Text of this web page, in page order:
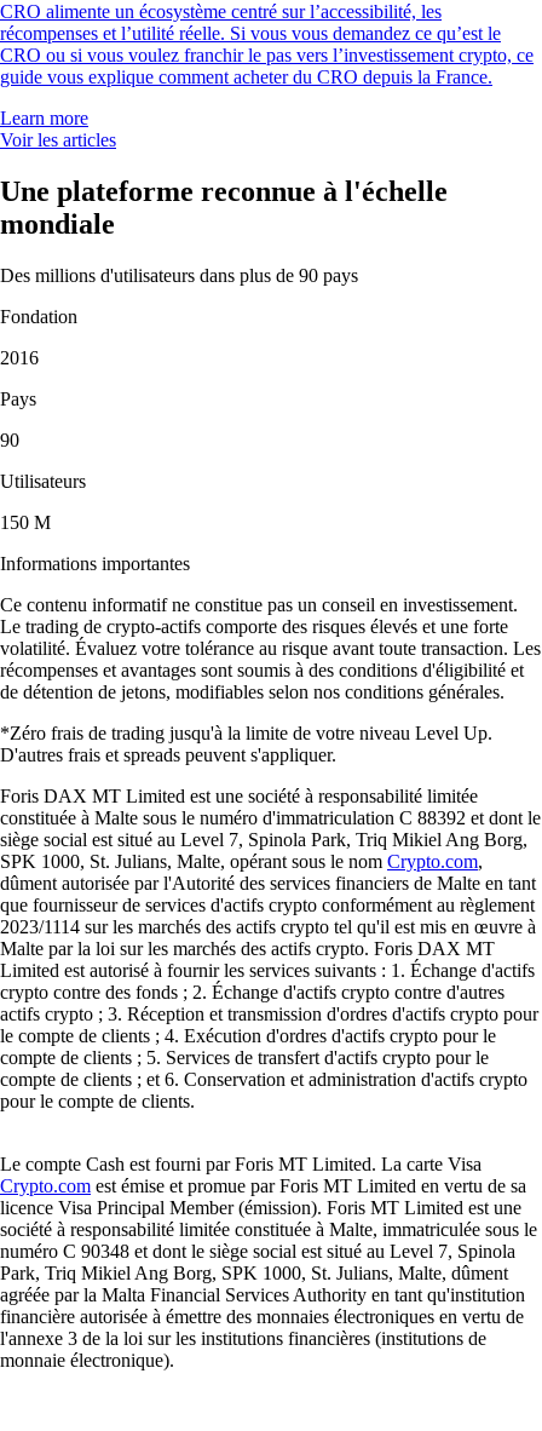
CRO alimente un écosystème centré sur l’accessibilité, les
récompenses et l’utilité réelle. Si vous vous demandez ce qu’est le
CRO ou si vous voulez franchir le pas vers l’investissement crypto, ce
guide vous explique comment acheter du CRO depuis la France.
Learn more
Voir les articles
Une plateforme reconnue à l'échelle
mondiale
Des millions d'utilisateurs dans plus de 90 pays
Fondation
2016
Pays
90
Utilisateurs
150 M
Informations importantes
Ce contenu informatif ne constitue pas un conseil en investissement.
Le trading de crypto-actifs comporte des risques élevés et une forte
volatilité. Évaluez votre tolérance au risque avant toute transaction. Les
récompenses et avantages sont soumis à des conditions d'éligibilité et
de détention de jetons, modifiables selon nos conditions générales.
*Zéro frais de trading jusqu'à la limite de votre niveau Level Up.
D'autres frais et spreads peuvent s'appliquer.
Foris DAX MT Limited est une société à responsabilité limitée
constituée à Malte sous le numéro d'immatriculation C 88392 et dont le
siège social est situé au Level 7, Spinola Park, Triq Mikiel Ang Borg,
SPK 1000, St. Julians, Malte, opérant sous le nom Crypto.com,
dûment autorisée par l'Autorité des services financiers de Malte en tant
que fournisseur de services d'actifs crypto conformément au règlement
2023/1114 sur les marchés des actifs crypto tel qu'il est mis en œuvre à
Malte par la loi sur les marchés des actifs crypto. Foris DAX MT
Limited est autorisé à fournir les services suivants : 1. Échange d'actifs
crypto contre des fonds ; 2. Échange d'actifs crypto contre d'autres
actifs crypto ; 3. Réception et transmission d'ordres d'actifs crypto pour
le compte de clients ; 4. Exécution d'ordres d'actifs crypto pour le
compte de clients ; 5. Services de transfert d'actifs crypto pour le
compte de clients ; et 6. Conservation et administration d'actifs crypto
pour le compte de clients.
Le compte Cash est fourni par Foris MT Limited. La carte Visa
Crypto.com est émise et promue par Foris MT Limited en vertu de sa
licence Visa Principal Member (émission). Foris MT Limited est une
société à responsabilité limitée constituée à Malte, immatriculée sous le
numéro C 90348 et dont le siège social est situé au Level 7, Spinola
Park, Triq Mikiel Ang Borg, SPK 1000, St. Julians, Malte, dûment
agréée par la Malta Financial Services Authority en tant qu'institution
financière autorisée à émettre des monnaies électroniques en vertu de
l'annexe 3 de la loi sur les institutions financières (institutions de
monnaie électronique).